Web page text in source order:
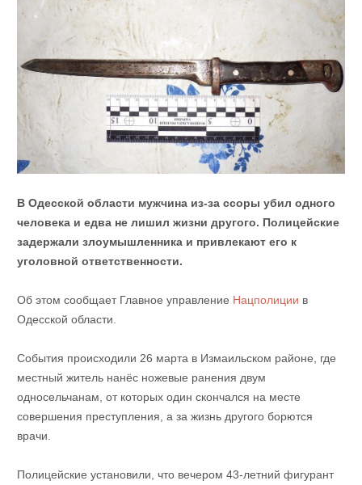
В Одесской области мужчина из-за ссоры убил одного
человека и едва не лишил жизни другого. Полицейские
задержали злоумышленника и привлекают его к
уголовной ответственности.
Об этом сообщает Главное управление Нацполиции в
Одесской области.
События происходили 26 марта в Измаильском районе, где
местный житель нанёс ножевые ранения двум
односельчанам, от которых один скончался на месте
совершения преступления, а за жизнь другого борются
врачи.
Полицейские установили, что вечером 43-летний фигурант